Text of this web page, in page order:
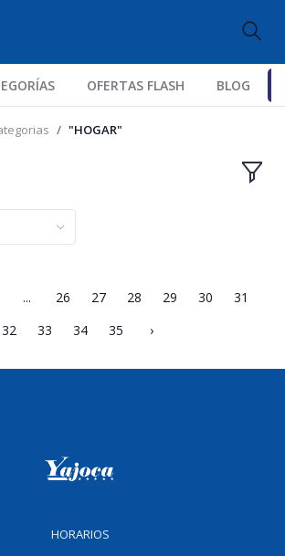
OFERTAS FLASH BLOG
"HOGAR"
... 26 27 28 29 30
31
32
33 34 35 ›
HORARIOS